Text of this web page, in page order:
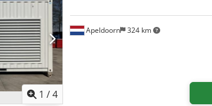
1 /4
Apeldoorn 324 km